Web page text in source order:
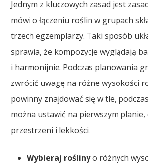
Jednym z kluczowych zasad jest
mówi o łączeniu roślin w grupach
trzech egzemplarzy. Taki sposób
sprawia, że kompozycje wyglądają
i harmonijnie. Podczas planowania
zwrócić uwagę na różne wysokości
powinny znajdować się w tle,
można ustawić na pierwszym planie,
przestrzeni i lekkości.
Wybieraj roślinyo różnych